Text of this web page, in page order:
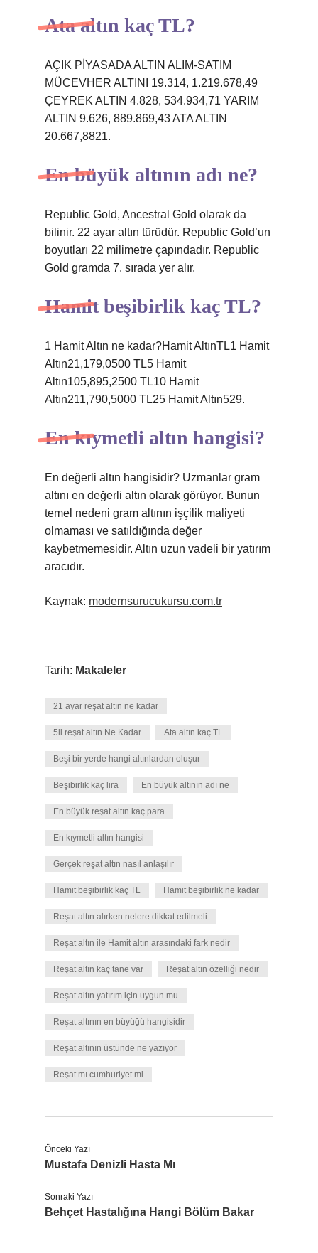
Ata altın kaç TL?
AÇIK PİYASADA ALTIN ​​ALIM-SATIM
MÜCEVHER ALTINI 19.314, 1.219.678,49
ÇEYREK ALTIN ​​4.828, 534.934,71 YARIM
ALTIN ​​9.626, 889.869,43 ATA ALTIN ​​
20.667,8821.
En büyük altının adı ne?
Republic Gold, Ancestral Gold olarak da
bilinir. 22 ayar altın türüdür. Republic Gold’un
boyutları 22 milimetre çapındadır. Republic
Gold gramda 7. sırada yer alır.
Hamit beşibirlik kaç TL?
1 Hamit Altın ne kadar?Hamit AltınTL1 Hamit
Altın21,179,0500 TL5 Hamit
Altın105,895,2500 TL10 Hamit
Altın211,790,5000 TL25 Hamit Altın529.
En kıymetli altın hangisi?
En değerli altın hangisidir? Uzmanlar gram
altını en değerli altın olarak görüyor. Bunun
temel nedeni gram altının işçilik maliyeti
olmaması ve satıldığında değer
kaybetmemesidir. Altın uzun vadeli bir yatırım
aracıdır.
Kaynak: modernsurucukursu.com.tr
Tarih: Makaleler
21 ayar reşat altın ne kadar
5li reşat altın Ne Kadar Ata altın kaç TL
Beşi bir yerde hangi altınlardan oluşur
Beşibirlik kaç lira En büyük altının adı ne
En büyük reşat altın kaç para
En kıymetli altın hangisi
Gerçek reşat altın nasıl anlaşılır
Hamit beşibirlik kaç TL Hamit beşibirlik ne kadar
Reşat altın alırken nelere dikkat edilmeli
Reşat altın ile Hamit altın arasındaki fark nedir
Reşat altın kaç tane var Reşat altın özelliği nedir
Reşat altın yatırım için uygun mu
Reşat altının en büyüğü hangisidir
Reşat altının üstünde ne yazıyor
Reşat mı cumhuriyet mi
Önceki Yazı
Mustafa Denizli Hasta Mı
Sonraki Yazı
Behçet Hastalığına Hangi Bölüm Bakar